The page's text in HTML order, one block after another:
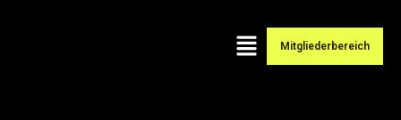
Mitgliederbereich